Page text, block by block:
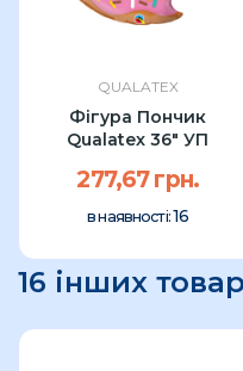
QUALATEX
Фігура Пончик
Qualatex 36" УП
277,67 грн.
в наявності:16
16 інших